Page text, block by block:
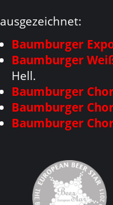
ausgezeichnet:
Baumburger
Baumburger
Hell.
Baumburger
Baumburger
Baumburger